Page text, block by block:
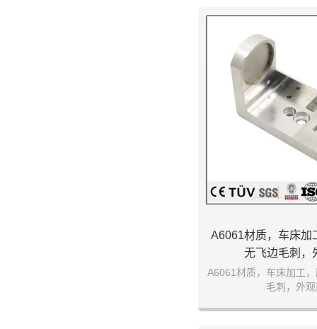
A6061材质，车床加
无飞边毛刺，
A6061材质，车床加工
毛刺，外